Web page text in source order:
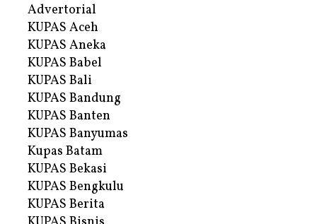
Advertorial
KUPAS Aceh
KUPAS Aneka
KUPAS Babel
KUPAS Bali
KUPAS Bandung
KUPAS Banten
KUPAS Banyumas
Kupas Batam
KUPAS Bekasi
KUPAS Bengkulu
KUPAS Berita